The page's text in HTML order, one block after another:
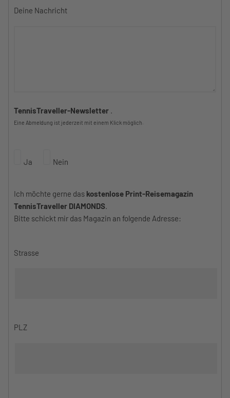
Deine Nachricht
TennisTraveller-Newsletter
Eine Abmeldung ist jederzeit mit einem Klick möglich.
Ja Nein
Ich möchte gerne das kostenlose Print-Reisemagazin
TennisTraveller DIAMONDS.
Bitte schickt mir das Magazin an folgende Adresse:
Strasse
PLZ